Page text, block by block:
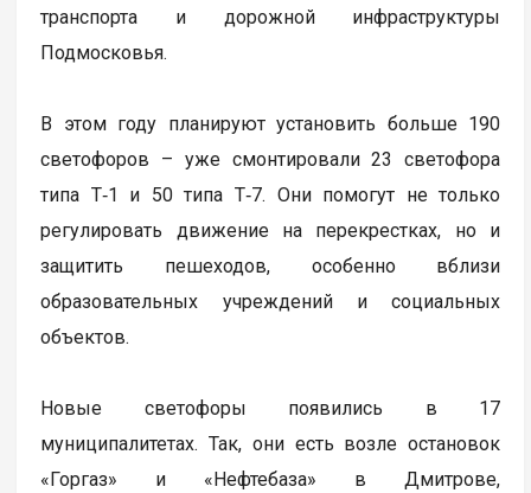
транспорта и дорожной инфраструктуры
Подмосковья.
В этом году планируют установить больше 190
светофоров – уже смонтировали 23 светофора
типа Т‑1 и 50 типа Т‑7. Они помогут не только
регулировать движение на перекрестках, но и
защитить пешеходов, особенно вблизи
образовательных учреждений и социальных
объектов.
Новые светофоры появились в 17
муниципалитетах. Так, они есть возле остановок
«Горгаз» и «Нефтебаза» в Дмитрове,